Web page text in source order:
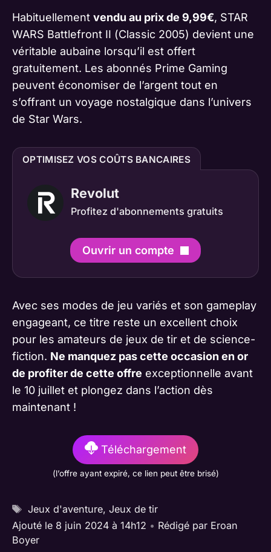
Habituellement vendu au prix de 9,99€, STAR
WARS Battlefront II (Classic 2005) devient une
véritable aubaine lorsqu’il est offert
gratuitement. Les abonnés Prime Gaming
peuvent économiser de l’argent tout en
s’offrant un voyage nostalgique dans l’univers
de Star Wars.
OPTIMISEZ VOS COÛTS BANCAIRES
Revolut
Profitez d'abonnements gratuits
Ouvrir un compte
Avec ses modes de jeu variés et son gameplay
engageant, ce titre reste un excellent choix
pour les amateurs de jeux de tir et de science-
fiction. Ne manquez pas cette occasion en or
de profiter de cette offre exceptionnelle avant
le 10 juillet et plongez dans l’action dès
maintenant !
Téléchargement
(l’offre ayant expiré, ce lien peut être brisé)
Étiquettes
Jeux d'aventure, Jeux de tir
Ajouté le 8 juin 2024 à 14h12 • Rédigé par Eroan
Boyer